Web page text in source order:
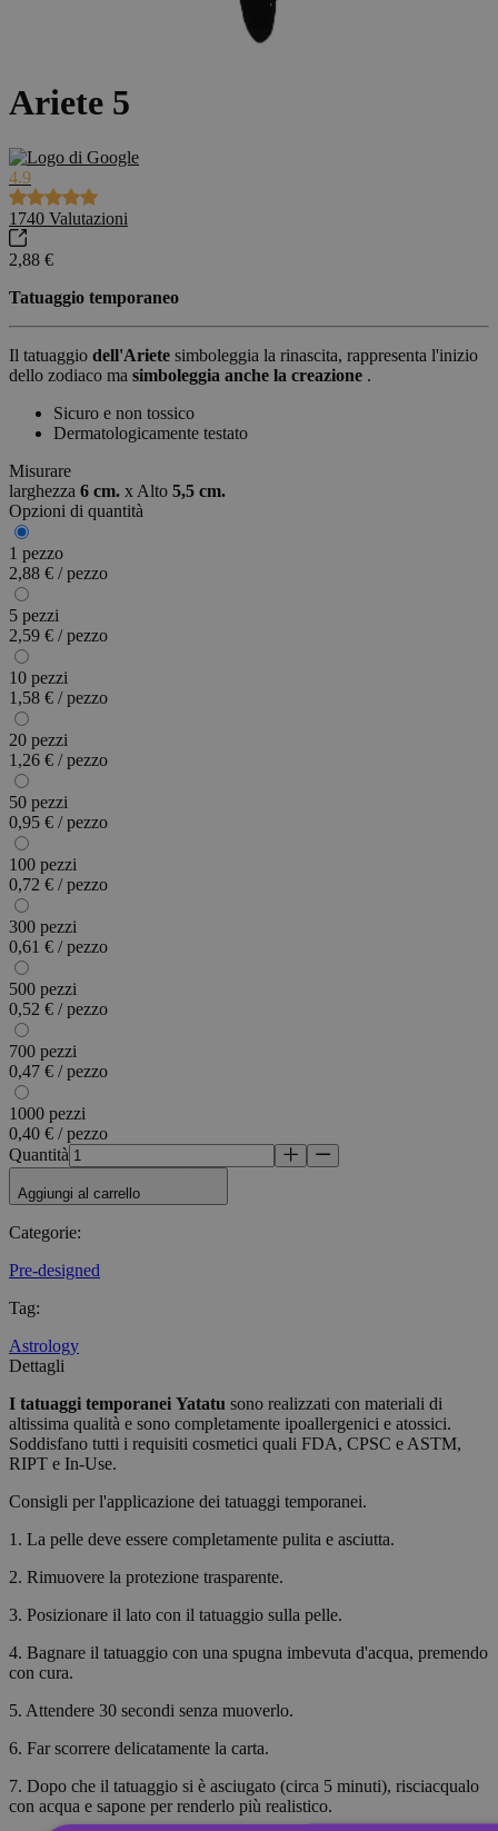
Ariete 5
4.9
1740 Valutazioni
2,88 €
Tatuaggio temporaneo
Il tatuaggio dell'Ariete simboleggia la rinascita, rappresenta l'inizio
dello zodiaco ma simboleggia anche la creazione .
Sicuro e non tossico
Dermatologicamente testato
Misurare
larghezza 6 cm. x Alto 5,5 cm.
Opzioni di quantità
1 pezzo
2,88 € / pezzo
5 pezzi
2,59 € / pezzo
10 pezzi
1,58 € / pezzo
20 pezzi
1,26 € / pezzo
50 pezzi
0,95 € / pezzo
100 pezzi
0,72 € / pezzo
300 pezzi
0,61 € / pezzo
500 pezzi
0,52 € / pezzo
700 pezzi
0,47 € / pezzo
1000 pezzi
0,40 € / pezzo
Quantità
Aggiungi al carrello
Categorie:
Pre-designed
Tag:
Astrology
Dettagli
I tatuaggi temporanei Yatatu sono realizzati con materiali di
altissima qualità e sono completamente ipoallergenici e atossici.
Soddisfano tutti i requisiti cosmetici quali FDA, CPSC e ASTM,
RIPT e In-Use.
Consigli per l'applicazione dei tatuaggi temporanei.
1. La pelle deve essere completamente pulita e asciutta.
2. Rimuovere la protezione trasparente.
3. Posizionare il lato con il tatuaggio sulla pelle.
4. Bagnare il tatuaggio con una spugna imbevuta d'acqua, premendo
con cura.
5. Attendere 30 secondi senza muoverlo.
6. Far scorrere delicatamente la carta.
7. Dopo che il tatuaggio si è asciugato (circa 5 minuti), risciacqualo
con acqua e sapone per renderlo più realistico.